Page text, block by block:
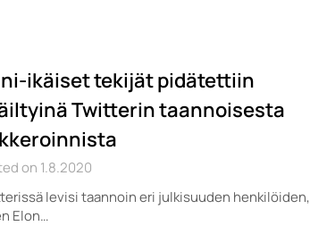
ikäiset tekijät pidätettiin
Twitterin taannoisesta
on 1.8.2020
levisi taannoin eri julkisuuden henkilöiden,
Elon…